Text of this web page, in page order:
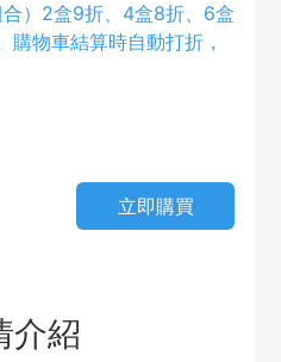
）2盒9折、4盒8折、6盒
物車結算時自動打折，
立即購買
介紹